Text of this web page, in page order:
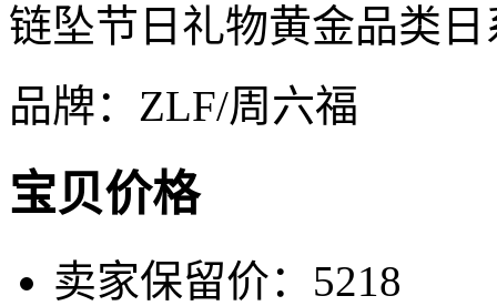
链坠节日礼物黄金品类日
品牌：ZLF/周六福
宝贝价格
卖家保留价：5218